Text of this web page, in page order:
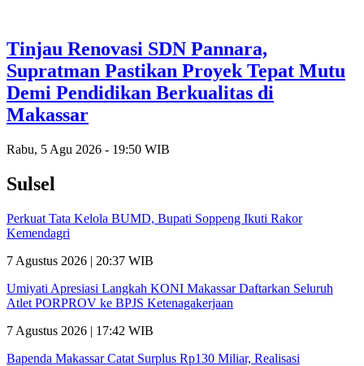
Tinjau Renovasi SDN Pannara,
Supratman Pastikan Proyek Tepat Mutu
Demi Pendidikan Berkualitas di
Makassar
Rabu, 5 Agu 2026 - 19:50 WIB
Sulsel
Perkuat Tata Kelola BUMD, Bupati Soppeng Ikuti Rakor
Kemendagri
7 Agustus 2026 | 20:37 WIB
Umiyati Apresiasi Langkah KONI Makassar Daftarkan Seluruh
Atlet PORPROV ke BPJS Ketenagakerjaan
7 Agustus 2026 | 17:42 WIB
Bapenda Makassar Catat Surplus Rp130 Miliar, Realisasi